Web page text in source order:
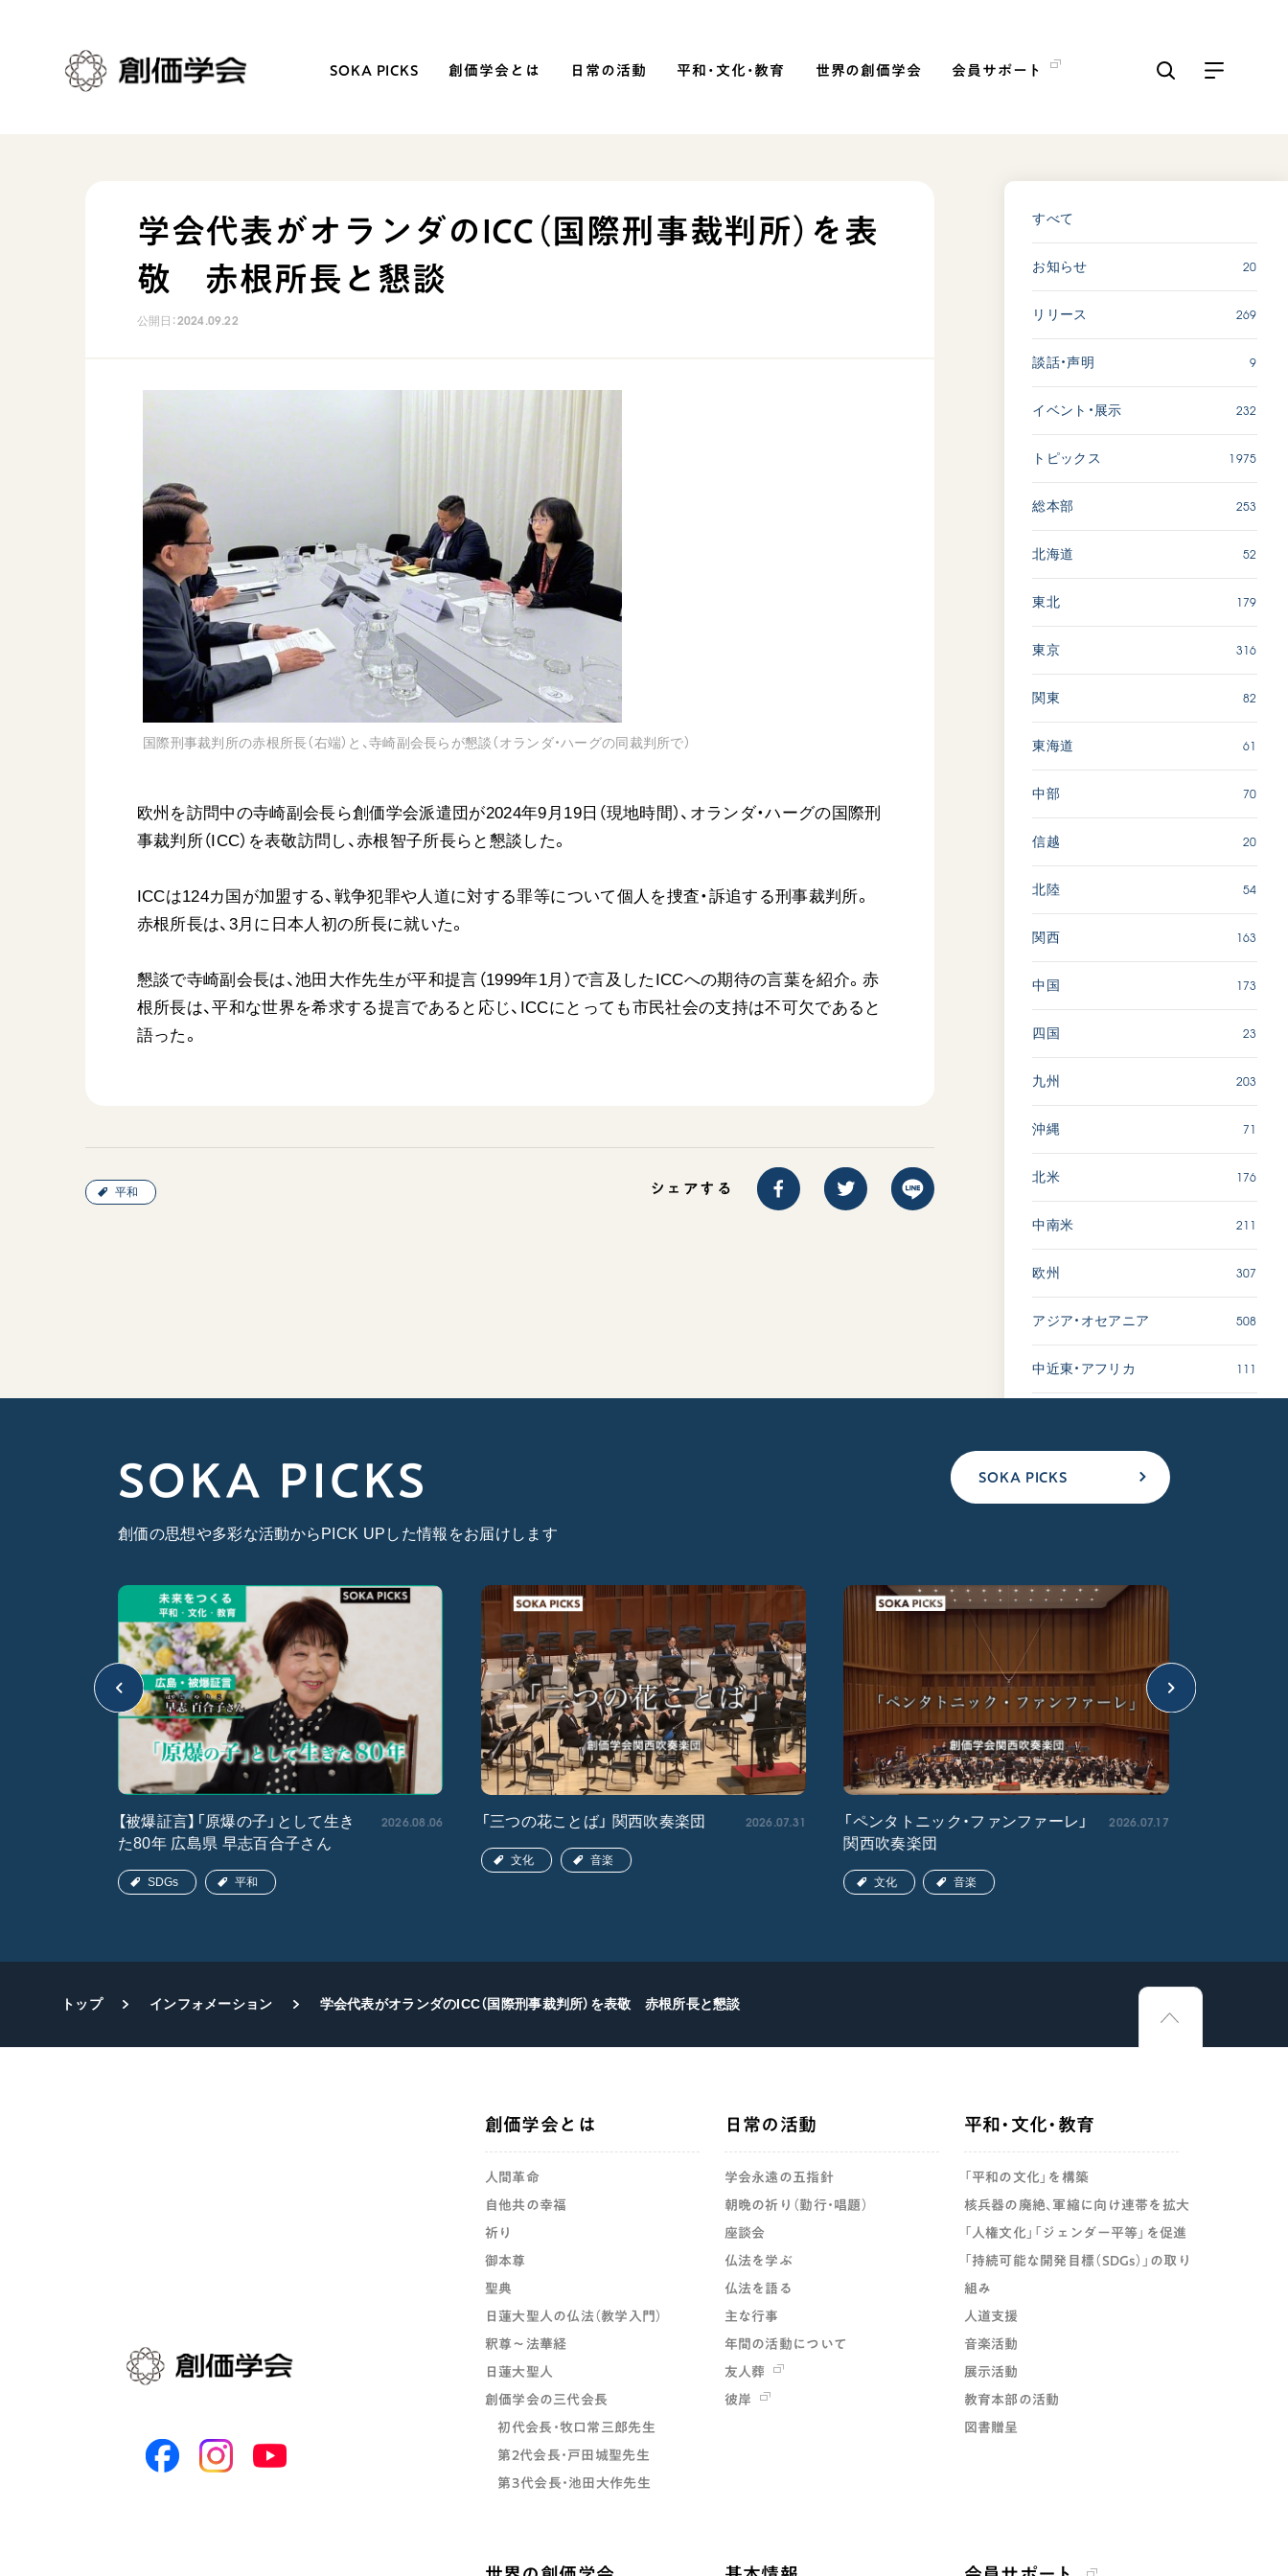
SOKA PICKS 創価学会とは 日常の活動 平和・文化・教育 世界の創価学会 会員サポート
自他共の幸福
日蓮大聖人の仏法（教学入門）
初代会長・牧口常三郎先生
第2代会長・戸田城聖先生
第3代会長・池田大作先生
朝晩の祈り（勤行・唱題）
主な行事
「平和の文化」を構築
取り組み
人道支援
教育本部の活動
図書贈呈
世界の創価学会
世界の創価学会の歴史
基本情報
会員サポート
座談会御書ｅ講義
＜関連リンク＞
創価学会総本部
墓地公園・納骨堂
聖教電子版
聖教ブックストア
Soka Gakkai グローバルサイト
SGIピースサイト
【被爆証言】「原爆の子」と
して生きた80年 広島県 早
志百…
2026.08.06
SDGs
動画
広島
「三つの花ことば」 関西吹
奏楽団
2026.07.31
文化 音楽
「ペンタトニック・ファン
ファーレ」 関西吹奏楽団
2026.07.17
学会代表がオランダのICC（国際刑事裁判所）を表
敬 赤根所長と懇談
公開日：2024.09.22
国際刑事裁判所の赤根所長（右端）と、寺崎副会長らが懇談（オランダ・ハーグの同裁判所で）
欧州を訪問中の寺崎副会長ら創価学会派遣団が2024年9月19日（現地時間）、オランダ・ハーグの国際刑
事裁判所（ICC）を表敬訪問し、赤根智子所長らと懇談した。
ICCは124カ国が加盟する、戦争犯罪や人道に対する罪等について個人を捜査・訴追する刑事裁判所。
赤根所長は、3月に日本人初の所長に就いた。
懇談で寺崎副会長は、池田大作先生が平和提言（1999年1月）で言及したICCへの期待の言葉を紹介。赤
根所長は、平和な世界を希求する提言であると応じ、ICCにとっても市民社会の支持は不可欠であると
語った。
平和 シェアする
すべて
お知らせ 20
リリース 269
談話・声明 9
イベント・展示 232
トピックス 1975
総本部 253
北海道 52
東北 179
東京 316
関東 82
東海道 61
中部 70
信越 20
北陸 54
関西 163
中国 173
四国 23
九州 203
沖縄 71
北米 176
中南米 211
欧州 307
アジア・オセアニア 508
中近東・アフリカ 111
SOKA PICKS
創価の思想や多彩な活動からPICK UPした情報をお届けします
SOKA PICKS
【被爆証言】「原爆の子」として生き
た80年 広島県 早志百合子さん
2026.08.06
SDGs 平和
「三つの花ことば」 関西吹奏楽団 2026.07.31
文化 音楽
「ペンタトニック・ファンファーレ」
関西吹奏楽団
2026.07.17
文化 音楽
トップ インフォメーション 学会代表がオランダのICC（国際刑事裁判所）を表敬 赤根所長と懇談
創価学会とは
人間革命
自他共の幸福
祈り
御本尊
聖典
日蓮大聖人の仏法（教学入門）
釈尊～法華経
日蓮大聖人
創価学会の三代会長
初代会長・牧口常三郎先生
第2代会長・戸田城聖先生
第3代会長・池田大作先生
日常の活動
学会永遠の五指針
朝晩の祈り（勤行・唱題）
座談会
仏法を学ぶ
仏法を語る
主な行事
年間の活動について
友人葬
彼岸
平和・文化・教育
「平和の文化」を構築
核兵器の廃絶、軍縮に向け連帯を拡大
「人権文化」「ジェンダー平等」を促進
「持続可能な開発目標（SDGs）」の取り
組み
人道支援
音楽活動
展示活動
教育本部の活動
図書贈呈